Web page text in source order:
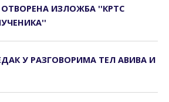
ИЗЛОЖБА ''КРTС
У РАЗГОВОРИМА ТЕЛ АВИВА И